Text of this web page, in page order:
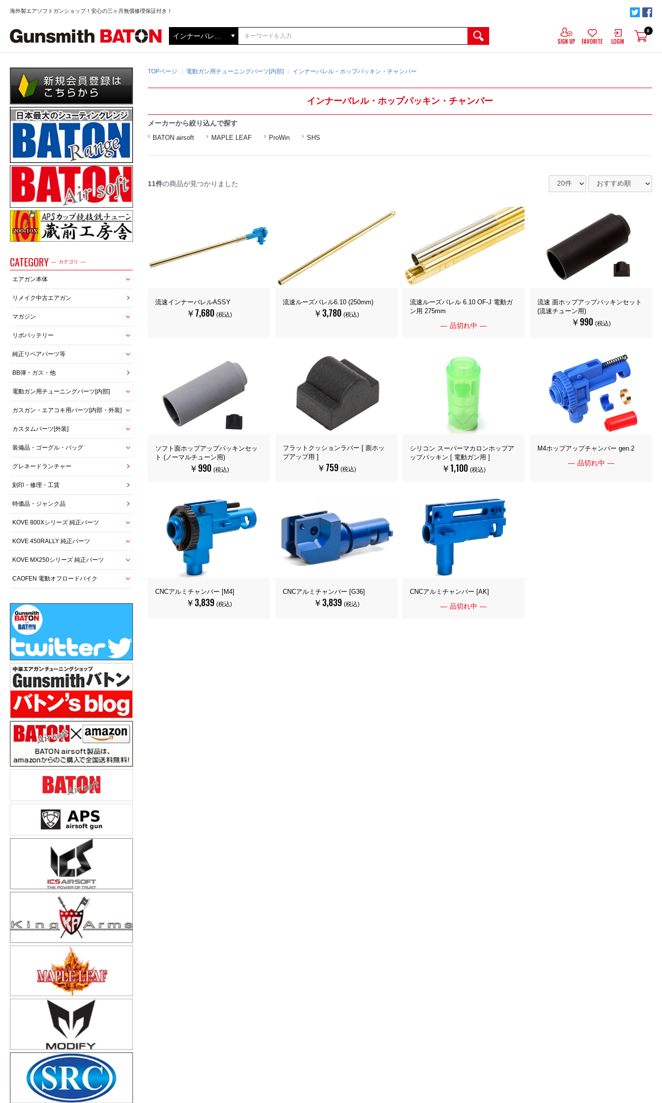
海外製エアソフトガンショップ！安心の三ヶ月無償修理保証付き！
SIGN UP FAVORITE LOGIN
0
CATEGORY カテゴリ
エアガン本体
リメイク中古エアガン
マガジン
リポバッテリー
純正リペアパーツ等
BB弾・ガス・他
電動ガン用チューニングパーツ[内部]
ガスガン・エアコキ用パーツ[内部・外装]
カスタムパーツ[外装]
装備品・ゴーグル・バッグ
グレネードランチャー
刻印・修理・工賃
特価品・ジャンク品
KOVE 800Xシリーズ 純正パーツ
KOVE 450RALLY 純正パーツ
KOVE MX250シリーズ 純正パーツ
CAOFEN 電動オフロードバイク
TOPページ 電動ガン用チューニングパーツ[内部] インナーバレル・ホップパッキン・チャンバー
インナーバレル・ホップパッキン・チャンバー
メーカーから絞り込んで探す
BATON airsoft MAPLE LEAF ProWin SHS
11件の商品が見つかりました
流速インナーバレルASSY
￥7,680 (税込)
流速ルーズバレル6.10 (250mm)
￥3,780 (税込)
流速ルーズバレル 6.10 OF-J 電動ガ
ン用 275mm
品切れ中
流速 面ホップアップパッキンセット
(流速チューン用)
￥990 (税込)
ソフト面ホップアップパッキンセッ
ト (ノーマルチューン用)
￥990 (税込)
フラットクッションラバー [ 面ホッ
プアップ用 ]
￥759 (税込)
シリコン スーパーマカロンホップア
ップパッキン [ 電動ガン用 ]
￥1,100 (税込)
M4ホップアップチャンバー gen.2
品切れ中
CNCアルミチャンバー [M4]
￥3,839 (税込)
CNCアルミチャンバー [G36]
￥3,839 (税込)
CNCアルミチャンバー [AK]
品切れ中